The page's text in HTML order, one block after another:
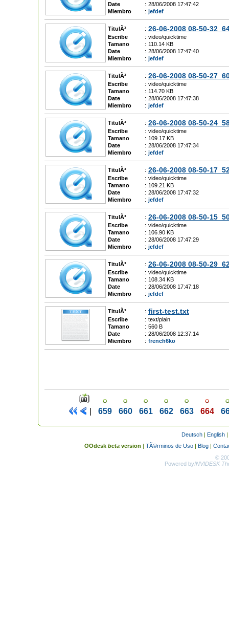
Date
: 28/06/2008 17:47:42
Miembro
: jefdef
TitulÃ³ : 26-06-2008 08-50-
Escribe : video/quicktime
Tamano
: 110.14 KB
Date
: 28/06/2008 17:47:40
Miembro
: jefdef
TitulÃ³ : 26-06-2008 08-50-
Escribe : video/quicktime
Tamano
: 114.70 KB
Date
: 28/06/2008 17:47:38
Miembro
: jefdef
TitulÃ³ : 26-06-2008 08-50-
Escribe : video/quicktime
Tamano
: 109.17 KB
Date
: 28/06/2008 17:47:34
Miembro
: jefdef
TitulÃ³ : 26-06-2008 08-50-
Escribe : video/quicktime
Tamano
: 109.21 KB
Date
: 28/06/2008 17:47:32
Miembro
: jefdef
TitulÃ³ : 26-06-2008 08-50-
Escribe : video/quicktime
Tamano
: 106.90 KB
Date
: 28/06/2008 17:47:29
Miembro
: jefdef
TitulÃ³ : 26-06-2008 08-50-
Escribe : video/quicktime
Tamano
: 108.34 KB
Date
: 28/06/2008 17:47:18
Miembro
: jefdef
TitulÃ³ : first-test.txt
Escribe : text/plain
Tamano
: 560 B
Date
: 28/06/2008 12:37:14
Miembro
: french6ko
659 660 661 662 663 664
Deutsch| English|
OOdesk betaversion | TÃ©rminos de Uso| Blog|
©
Powered byINVIDESK